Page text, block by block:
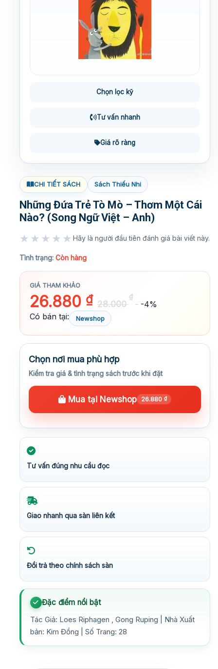
Chọn lọc kỹ
Tư vấn nhanh
Giá rõ ràng
CHI TIẾT SÁCH Sách Thiếu Nhi
Những Đứa Trẻ Tò Mò – Thơm Một Cái
Nào? (Song Ngữ Việt – Anh)
★★★★★ Hãy là người đầu tiên đánh giá bài viết này.
Tình trạng: Còn hàng
GIÁ THAM KHẢO
26.880 ₫ 28.000
₫
-4%
Có bán tại:
Newshop
Chọn nơi mua phù hợp
Kiểm tra giá & tình trạng sách trước khi đặt
Mua tại Newshop 26.880 ₫
Tư vấn đúng nhu cầu đọc
Giao nhanh qua sàn liên kết
Đổi trả theo chính sách sàn
Đặc điểm nổi bật
Tác Giả: Loes Riphagen , Gong Ruping | Nhà Xuất
bản: Kim Đồng | Số Trang: 28